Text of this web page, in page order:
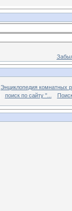
Энциклопедия комнатных
поиск по сайту "...